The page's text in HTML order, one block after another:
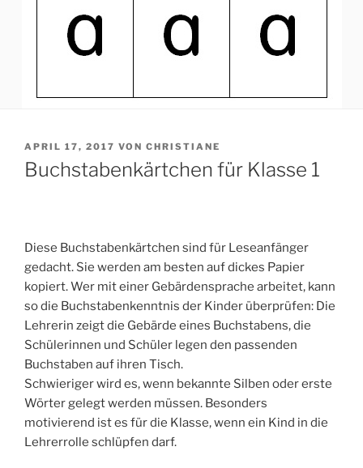
VERÖFFENTLICHT
AM
APRIL 17, 2017 VON CHRISTIANE
Buchstabenkärtchen für Klasse 1
Diese Buchstabenkärtchen sind für Leseanfänger
gedacht. Sie werden am besten auf dickes Papier
kopiert. Wer mit einer Gebärdensprache arbeitet, kann
so die Buchstabenkenntnis der Kinder überprüfen: Die
Lehrerin zeigt die Gebärde eines Buchstabens, die
Schülerinnen und Schüler legen den passenden
Buchstaben auf ihren Tisch.
Schwieriger wird es, wenn bekannte Silben oder erste
Wörter gelegt werden müssen. Besonders
motivierend ist es für die Klasse, wenn ein Kind in die
Lehrerrolle schlüpfen darf.